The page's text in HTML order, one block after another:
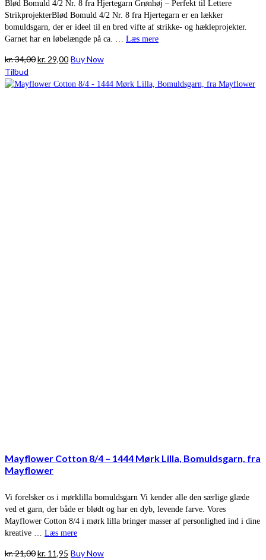
Blød Bomuld 4/2 Nr. 8 fra Hjertegarn Grønhøj – Perfekt til Lettere
StrikprojekterBlød Bomuld 4/2 Nr. 8 fra Hjertegarn er en lækker
bomuldsgarn, der er ideel til en bred vifte af strikke- og hækleprojekter.
Garnet har en løbelængde på ca. … Læs mere
kr.34,00Den
pris
kr. 29,00Den
pris
Buy Now
Tilbud
Mayflower Cotton 8/4 – 1444 Mørk Lilla, Bomuldsgarn, fra
Mayflower
Vi forelsker os i mørklilla bomuldsgarn Vi kender alle den særlige glæde
ved et garn, der både er blødt og har en dyb, levende farve. Vores
Mayflower Cotton 8/4 i mørk lilla bringer masser af personlighed ind i dine
kreative … Læs mere
kr.21,00Den
kr. 11,95 Den
Buy Now